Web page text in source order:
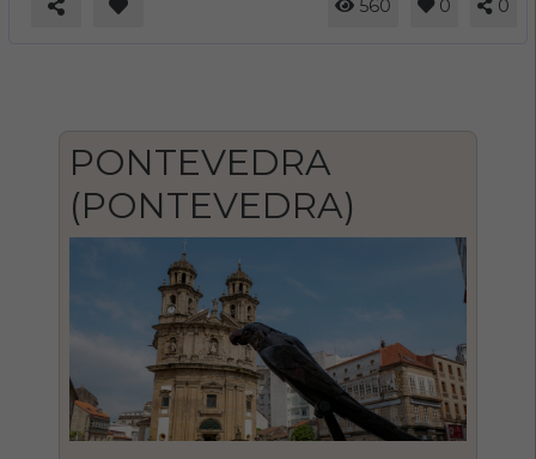
560 0 0
PONTEVEDRA
(PONTEVEDRA)